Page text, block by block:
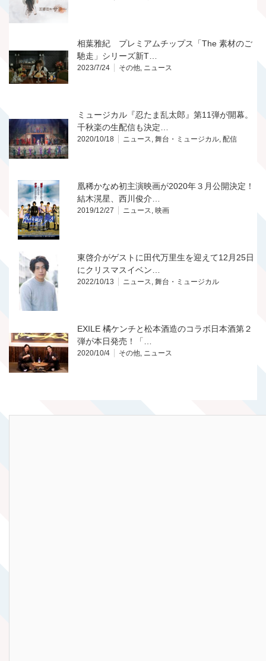
相葉雅紀 プレミアムチップス「The 素材のご
馳走」シリーズ新T…
2023/7/24 その他, ニュース
ミュージカル『忍たま乱太郎』第11弾が開幕。
千秋楽の生配信も決定…
2020/10/18 ニュース, 舞台・ミュージカル, 配信
凰稀かなめ初主演映画が2020年３月公開決定！
結木滉星、西川俊介…
2019/12/27 ニュース, 映画
東啓介がゲストに田代万里生を迎えて12月25日
にクリスマスイベン…
2022/10/13 ニュース, 舞台・ミュージカル
EXILE 橘ケンチと松本酒造のコラボ日本酒第２
弾が本日発売！「…
2020/10/4 その他, ニュース